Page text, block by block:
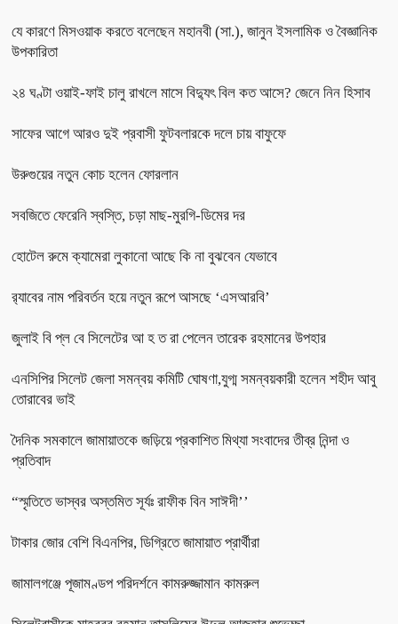
যে কারণে মিসওয়াক করতে বলেছেন মহানবী (সা.), জানুন ইসলামিক ও বৈজ্ঞানিক
উপকারিতা
২৪ ঘণ্টা ওয়াই-ফাই চালু রাখলে মাসে বিদ্যুৎ বিল কত আসে? জেনে নিন হিসাব
সাফের আগে আরও দুই প্রবাসী ফুটবলারকে দলে চায় বাফুফে
উরুগুয়ের নতুন কোচ হলেন ফোরলান
সবজিতে ফেরেনি স্বস্তি, চড়া মাছ-মুরগি-ডিমের দর
হোটেল রুমে ক্যামেরা লুকানো আছে কি না বুঝবেন যেভাবে
র‌্যাবের নাম পরিবর্তন হয়ে নতুন রূপে আসছে ‘এসআরবি’
জুলাই বি প্ল বে সিলেটের আ হ ত রা পেলেন তারেক রহমানের উপহার
এনসিপির সিলেট জেলা সমন্বয় কমিটি ঘোষণা,যুগ্ম সমন্বয়কারী হলেন শহীদ আবু
তোরাবের ভাই
দৈনিক সমকালে জামায়াতকে জড়িয়ে প্রকাশিত মিথ্যা সংবাদের তীব্র নিন্দা ও
প্রতিবাদ
“স্মৃতিতে ভাস্বর অস্তমিত সূর্যঃ রাফীক বিন সাঈদী’’
টাকার জোর বেশি বিএনপির, ডিগ্রিতে জামায়াত প্রার্থীরা
জামালগঞ্জে পূজামণ্ডপ পরিদর্শনে কামরুজ্জামান কামরুল